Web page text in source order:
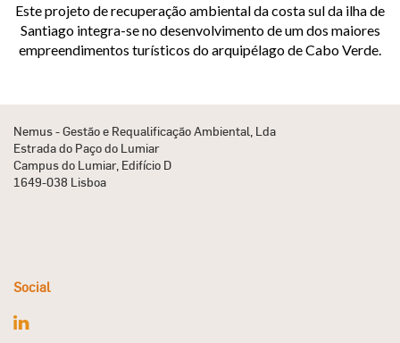
Este projeto de recuperação ambiental da costa sul da ilha de
Santiago integra-se no desenvolvimento de um dos maiores
empreendimentos turísticos do arquipélago de Cabo Verde.
Nemus - Gestão e Requalificação Ambiental, Lda
Estrada do Paço do Lumiar
Campus do Lumiar, Edifício D
1649-038 Lisboa
Social